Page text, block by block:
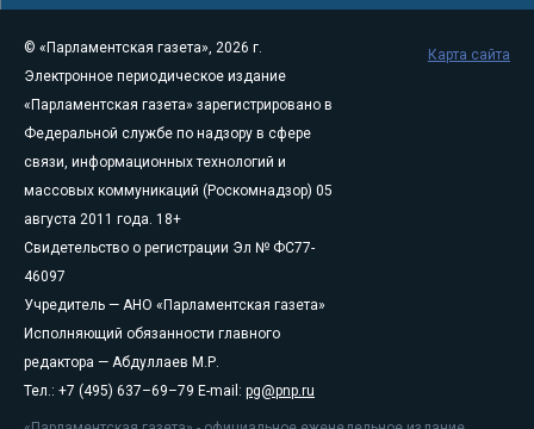
© «Парламентская газета», 2026 г.
Электронное периодическое издание
«Парламентская газета» зарегистрировано в
Федеральной службе по надзору в сфере
связи, информационных технологий и
массовых коммуникаций (Роскомнадзор) 05
августа 2011 года. 18+
Свидетельство о регистрации Эл № ФС77-
46097
Учредитель — АНО «Парламентская газета»
Исполняющий обязанности главного
редактора — Абдуллаев М.Р.
Тел.: +7 (495) 637–69–79 E-mail: pg@pnp.ru
Карта сайта